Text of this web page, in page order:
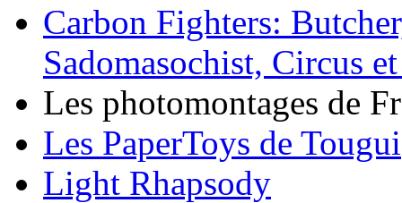
Carbon Fighters:
Sadomasochist, Circus
Les photomontages de
Les PaperToys de Tougui
Light Rhapsody